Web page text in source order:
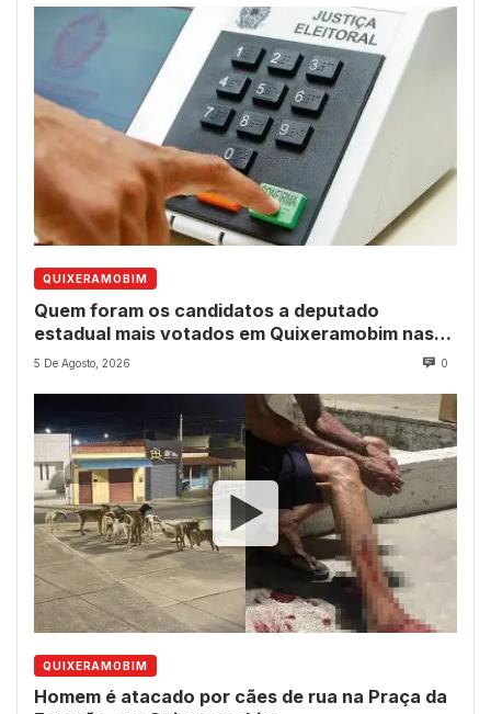
QUIXERAMOBIM
Quem foram os candidatos a deputado
estadual mais votados em Quixeramobim nas
eleições de 2022?
5 De Agosto, 2026 0
QUIXERAMOBIM
Homem é atacado por cães de rua na Praça da